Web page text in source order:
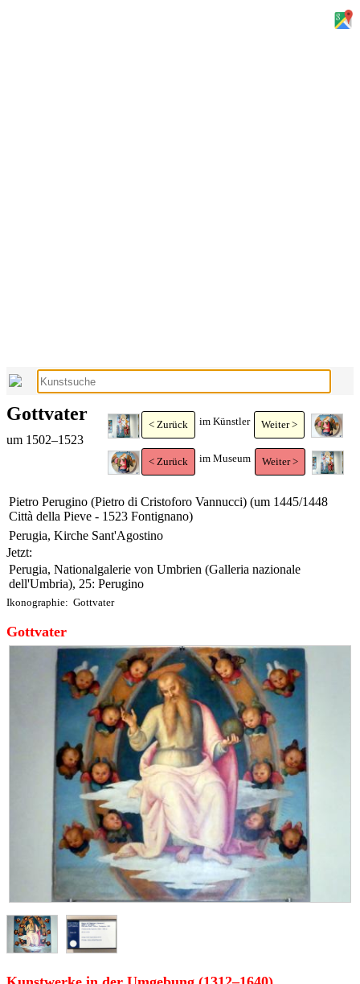
< Zurück im Künstler Weiter >
< Zurück im Museum Weiter >
Gottvater
um 1502–1523
Pietro Perugino (Pietro di Cristoforo Vannucci) (um 1445/1448
Città della Pieve - 1523 Fontignano)
Perugia, Kirche Sant'Agostino
Jetzt:
Perugia, Nationalgalerie von Umbrien (Galleria nazionale
dell'Umbria), 25: Perugino
Ikonographie: Gottvater
Gottvater